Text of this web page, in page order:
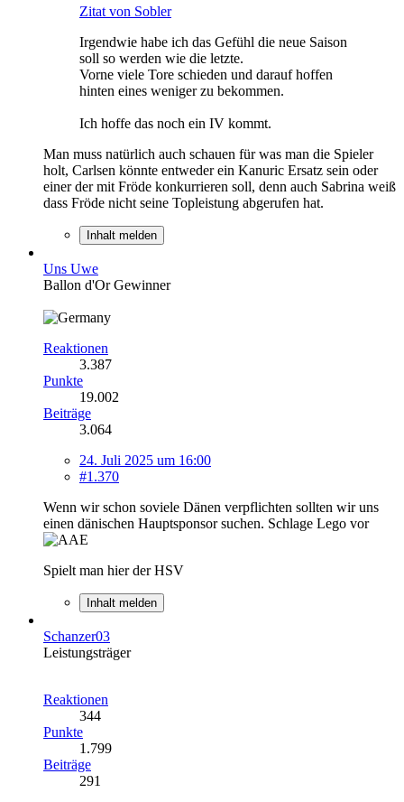
Zitat von Sobler
Irgendwie habe ich das Gefühl die neue Saison
soll so werden wie die letzte.
Vorne viele Tore schieden und darauf hoffen
hinten eines weniger zu bekommen.
Ich hoffe das noch ein IV kommt.
Man muss natürlich auch schauen für was man die Spieler
holt, Carlsen könnte entweder ein Kanuric Ersatz sein oder
einer der mit Fröde konkurrieren soll, denn auch Sabrina weiß
dass Fröde nicht seine Topleistung abgerufen hat.
Inhalt melden
Uns Uwe
Ballon d'Or Gewinner
Reaktionen
3.387
Punkte
19.002
Beiträge
3.064
24. Juli 2025 um 16:00
#1.370
Wenn wir schon soviele Dänen verpflichten sollten wir uns
einen dänischen Hauptsponsor suchen. Schlage Lego vor
Spielt man hier der HSV
Inhalt melden
Schanzer03
Leistungsträger
Reaktionen
344
Punkte
1.799
Beiträge
291